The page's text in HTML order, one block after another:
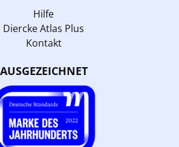
Hilfe
Diercke Atlas Plus
Kontakt
AUSGEZEICHNET